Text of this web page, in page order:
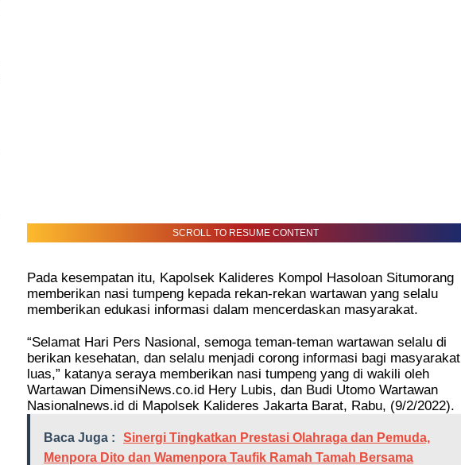
SCROLL TO RESUME CONTENT
Pada kesempatan itu, Kapolsek Kalideres Kompol Hasoloan Situmorang
memberikan nasi tumpeng kepada rekan-rekan wartawan yang selalu
memberikan edukasi informasi dalam mencerdaskan masyarakat.
“Selamat Hari Pers Nasional, semoga teman-teman wartawan selalu di
berikan kesehatan, dan selalu menjadi corong informasi bagi masyarakat
luas,” katanya seraya memberikan nasi tumpeng yang di wakili oleh
Wartawan DimensiNews.co.id Hery Lubis, dan Budi Utomo Wartawan
Nasionalnews.id di Mapolsek Kalideres Jakarta Barat, Rabu, (9/2/2022).
Baca Juga :
Sinergi Tingkatkan Prestasi Olahraga dan Pemuda,
Menpora Dito dan Wamenpora Taufik Ramah Tamah Bersama